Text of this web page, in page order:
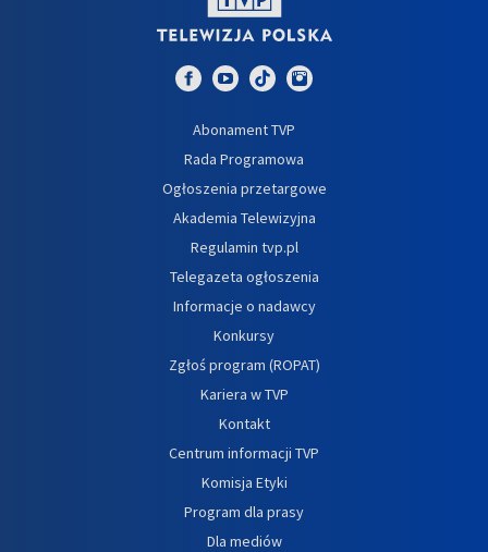
Abonament TVP
Rada Programowa
Ogłoszenia przetargowe
Akademia Telewizyjna
Regulamin tvp.pl
Telegazeta ogłoszenia
Informacje o nadawcy
Konkursy
Zgłoś program (ROPAT)
Kariera w TVP
Kontakt
Centrum informacji TVP
Komisja Etyki
Program dla prasy
Dla mediów